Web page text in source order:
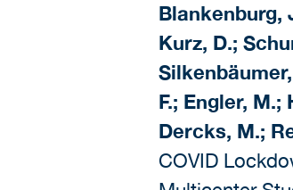
Blankenburg,
Kurz, D.;
F.; Engler,
Dercks, M.;
COVID